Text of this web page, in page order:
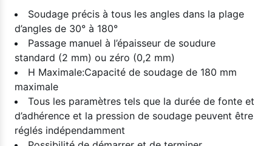
Soudage précis à tous les angles dans la plage
d’angles de 30° à 180°
Passage manuel à l’épaisseur de soudure
standard (2 mm) ou zéro (0,2 mm)
H Maximale:Capacité de soudage de 180 mm
maximale
Tous les paramètres tels que la durée de fonte et
d’adhérence et la pression de soudage peuvent être
réglés indépendamment